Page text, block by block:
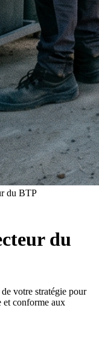
du BTP
du
votre stratégie pour
et conforme aux